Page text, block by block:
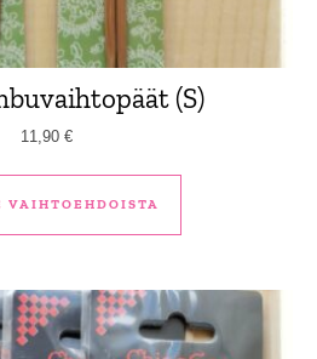
(S)
11,90 €
VAIHTOEHDOISTA
Tällä tuotteella